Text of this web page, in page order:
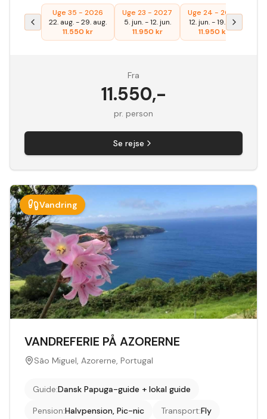
Uge 35 - 2026
22. aug.-29. aug.
11.550 kr
Uge 23 - 2027
5. jun.-12. jun.
11.950 kr
Uge 24 - 2027
12. jun.-19. jun.
11.950 kr
Fra
11.550,-
pr. person
Se rejse
Vandring
VANDREFERIE PÅ AZORERNE
São Miguel, Azorerne, Portugal
Guide:Dansk Papuga-guide + lokal guide
Pension:Halvpension, Pic-nic Transport:Fly